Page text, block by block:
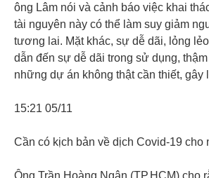
ông Lâm nói và cảnh báo việc khai
tài nguyên này có thể làm suy giảm
tương lai. Mặt khác, sự dễ dãi, lỏng
dẫn đến sự dễ dãi trong sử dụng,
những dự án không thật cần thiết, gây
15:21 05/11
Cần có kịch bản về dịch Covid-19 cho
Ông Trần Hoàng Ngân (TP.HCM) cho